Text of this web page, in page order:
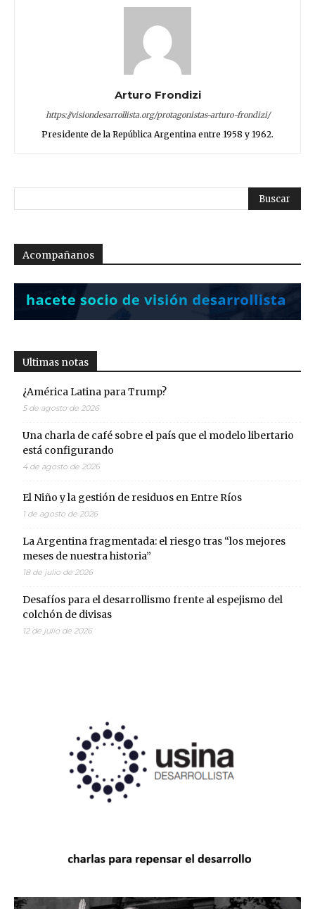
Arturo Frondizi
https://visiondesarrollista.org/protagonistas-arturo-frondizi/
Presidente de la República Argentina entre 1958 y 1962.
Acompañanos
Ultimas notas
¿América Latina para Trump?
5 de agosto de 2026
Una charla de café sobre el país que el modelo libertario
está configurando
4 de agosto de 2026
El Niño y la gestión de residuos en Entre Ríos
1 de agosto de 2026
La Argentina fragmentada: el riesgo tras “los mejores
meses de nuestra historia”
18 de julio de 2026
Desafíos para el desarrollismo frente al espejismo del
colchón de divisas
12 de julio de 2026